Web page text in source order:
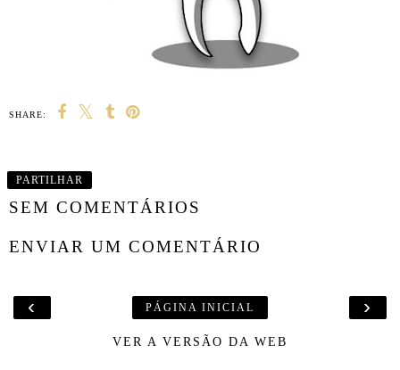
SHARE:
PARTILHAR
SEM COMENTÁRIOS
ENVIAR UM COMENTÁRIO
‹ ›
PÁGINA INICIAL
VER A VERSÃO DA WEB